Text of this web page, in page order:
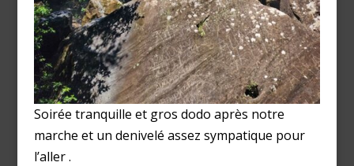
Soirée tranquille et gros dodo après notre
marche et un denivelé assez sympatique pour
l’aller .